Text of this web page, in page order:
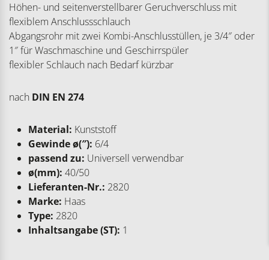
Höhen- und seitenverstellbarer Geruchverschluss mit
flexiblem Anschlussschlauch
Abgangsrohr mit zwei Kombi-Anschlusstüllen, je 3/4″ oder
1″ für Waschmaschine und Geschirrspüler
flexibler Schlauch nach Bedarf kürzbar
nach DIN EN 274
Material: Kunststoff
Gewinde ø(″): 6/4
passend zu: Universell verwendbar
ø(mm): 40/50
Lieferanten-Nr.: 2820
Marke: Haas
Type: 2820
Inhaltsangabe (ST): 1